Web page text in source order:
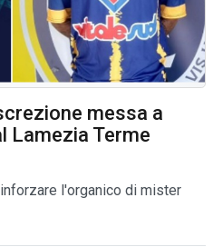
messa a
Lamezia Terme
l'organico di mister